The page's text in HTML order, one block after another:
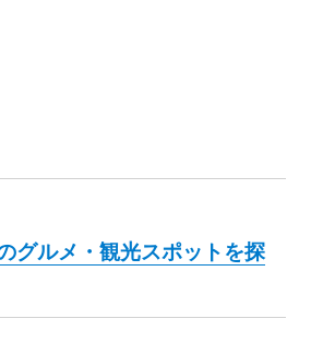
グルメ・観光スポットを探